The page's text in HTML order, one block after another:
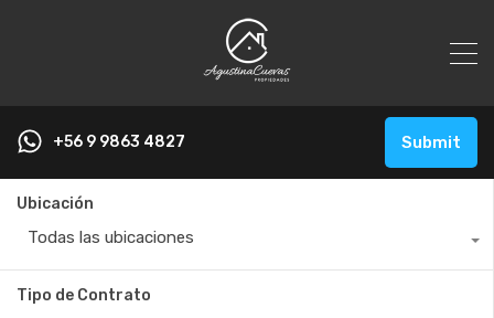
+56 9 9863 4827 Submit
Ubicación
Todas las ubicaciones
Tipo de Contrato